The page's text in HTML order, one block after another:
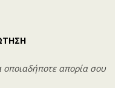
οποιαδήποτε απορία σου